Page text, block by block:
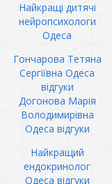
Найкращі дитячі
нейропсихологи
Одеса
Гончарова Тетяна
Сергіївна Одеса
відгуки
Догонова Марія
Володимирівна
Одеса відгуки
Найкращий
ендокринолог
Одеса відгуки